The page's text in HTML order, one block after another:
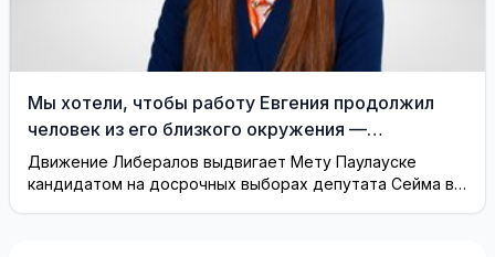
Мы хотели, чтобы работу Евгения продолжил
человек из его близкого окружения —
Висагинское отделение Либерального движения
Движение Либералов выдвигает Мету Паулауске
кандидатом на досрочных выборах депутата Сейма в